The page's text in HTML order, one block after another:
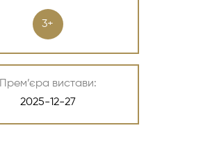
3+
Прем’єра вистави:
2025-12-27